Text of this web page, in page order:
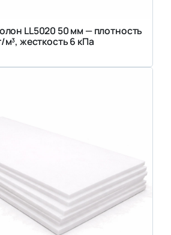
LL5020 50 мм — плотность
м³, жесткость 6 кПа